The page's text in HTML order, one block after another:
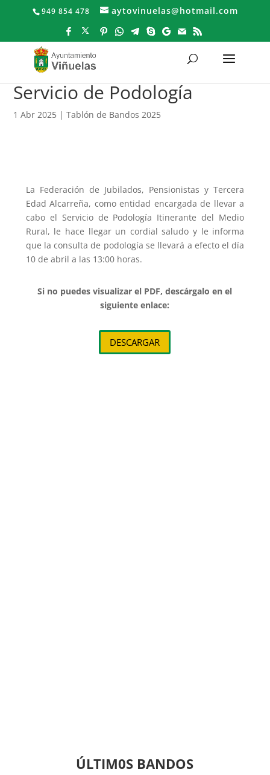
949 854 478 aytovinuelas@hotmail.com
Servicio de Podología
1 Abr 2025 |Tablón de Bandos 2025
La Federación de Jubilados, Pensionistas y Tercera
Edad Alcarreña, como entidad encargada de llevar a
cabo el Servicio de Podología Itinerante del Medio
Rural, le hace llegar un cordial saludo y le informa
que la consulta de podología se llevará a efecto el día
10 de abril a las 13:00 horas.
Si no puedes visualizar el PDF, descárgalo en el
siguiente enlace:
DESCARGAR
ÚLTIM0S BANDOS